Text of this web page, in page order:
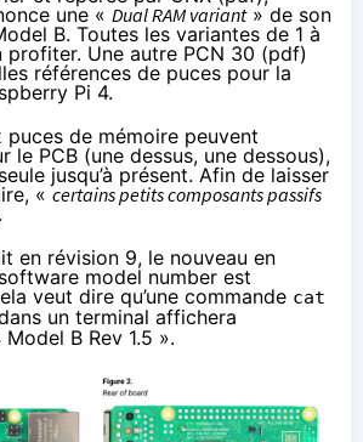
une « Dual RAM variant» de son
B. Toutes les variantes de 1 à
profiter. Une autre PCN 30 (pdf)
références de puces pour la
Pi 4.
puces de mémoire peuvent
le PCB (une dessus, une dessous),
jusqu’à présent. Afin de laisser
«certains petits composants passifs
en révision 9, le nouveau en
model number est
veut dire qu’une commande cat
un terminal affichera
B Rev 1.5 ».